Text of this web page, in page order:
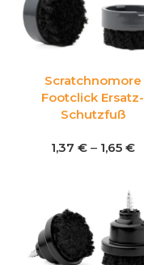
Scratchnomore
Footclick Ersatz-
Schutzfuß
1,37 € – 1,65 €